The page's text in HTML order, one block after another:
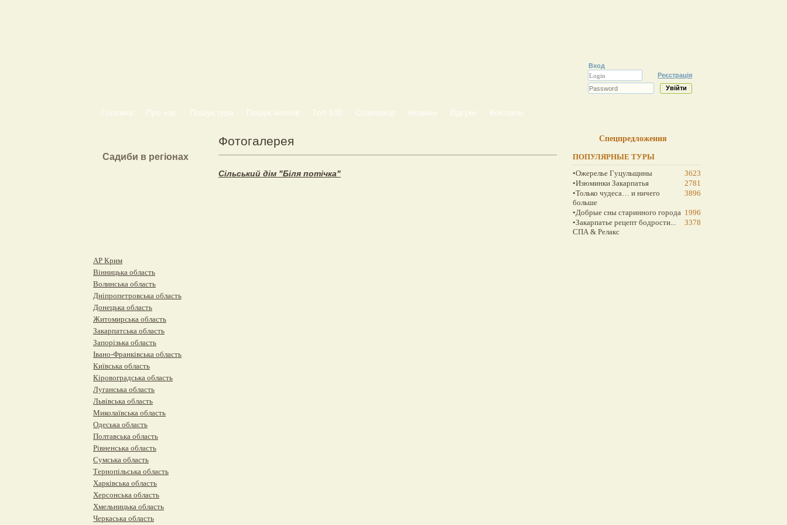
Вход
Реєстрація
Головна Про нас Пошук тура Пошук нічлігів Топ 100 Співпраця Новини Відгуки Контакти
Фотогалерея
Сільський дім "Біля потічка"
Садиби в регіонах
АР Крим
Вінницька область
Волинська область
Дніпропетровська область
Донецька область
Житомирська область
Закарпатська область
Запорізька область
Івано-Франківська область
Київська область
Кіровоградська область
Луганська область
Львівська область
Миколаївська область
Одеська область
Полтавська область
Рівненська область
Сумська область
Тернопільська область
Харківська область
Херсонська область
Хмельницька область
Черкаська область
Спецпредложения
ПОПУЛЯРНЫЕ ТУРЫ
•Ожерелье Гуцульщины
3623
•Изюминки Закарпатья
2781
•Только чудеса… и ничего
больше
3896
•Добрые сны старинного города 1996
•Закарпатье рецепт бодрости...
СПА & Релакс
3378